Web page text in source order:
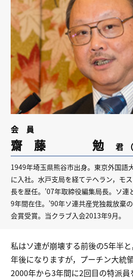
会員専用ページ
English
会 員
齋 藤 勉君
1949年埼玉県熊谷市出身。東京外国語
に入社。水戸支局を経てテヘラン，モ
長を歴任。’07年取締役編集局長。ソ
9年間在住。’90年ソ連共産党独裁放棄
会賞受賞。当クラブ入会2013年9月。
私はソ連が崩壊する前後の5年半
年後になりますが，プーチン大統
2000年から3年間に2回目の特派